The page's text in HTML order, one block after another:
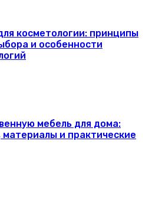
косметологии: принципы
и особенности
мебель для дома:
и практические